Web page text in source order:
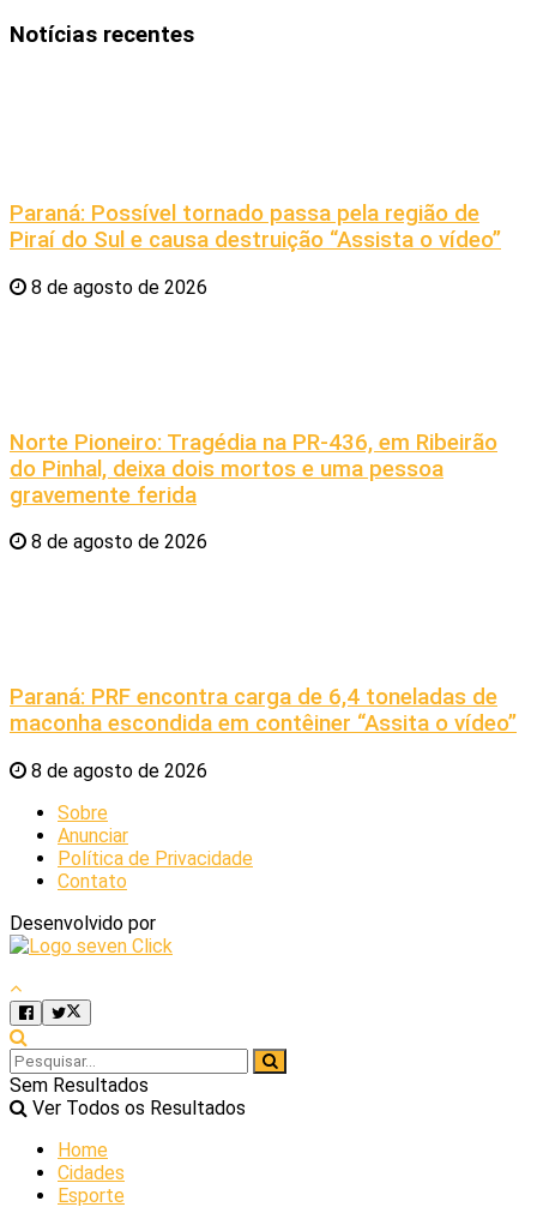
Notícias recentes
Paraná: Possível tornado passa pela região de
Piraí do Sul e causa destruição “Assista o vídeo”
8 de agosto de 2026
Norte Pioneiro: Tragédia na PR-436, em Ribeirão
do Pinhal, deixa dois mortos e uma pessoa
gravemente ferida
8 de agosto de 2026
Paraná: PRF encontra carga de 6,4 toneladas de
maconha escondida em contêiner “Assita o vídeo”
8 de agosto de 2026
Sobre
Anunciar
Política de Privacidade
Contato
Desenvolvido por
Sem Resultados
Ver Todos os Resultados
Home
Cidades
Esporte